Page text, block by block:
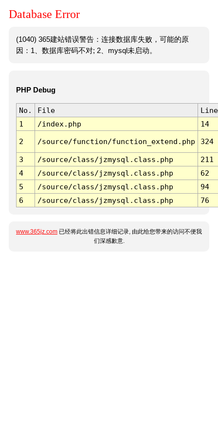
Database Error
(1040) 365建站错误警告：连接数据库失败，可能的原
因：1、数据库密码不对; 2、mysql未启动。
PHP Debug
No. File
Line
1
/index.php 14
2 /source/function/function_extend.php 324
3 /source/class/jzmysql.class.php
211
4
/source/class/jzmysql.class.php
62
5
/source/class/jzmysql.class.php
94
6
/source/class/jzmysql.class.php 76
www.365jz.com 已经将此出错信息详细记录, 由此给您带来的访问不便我
们深感歉意.